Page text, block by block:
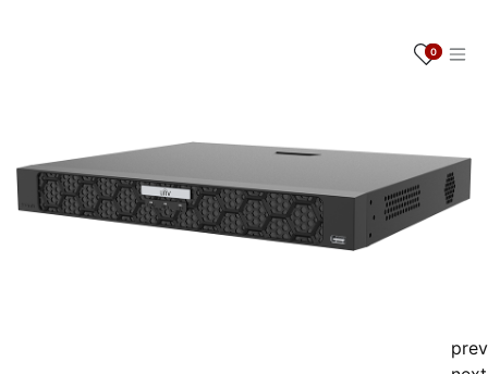
0
prev